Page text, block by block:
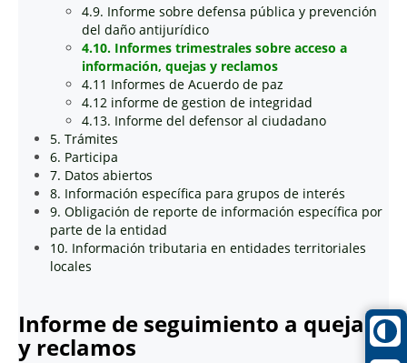
4.9. Informe sobre defensa pública y prevención
del daño antijurídico
4.10. Informes trimestrales sobre acceso a
información, quejas y reclamos
4.11 Informes de Acuerdo de paz
4.12 informe de gestion de integridad
4.13. Informe del defensor al ciudadano
5. Trámites
6. Participa
7. Datos abiertos
8. Información específica para grupos de interés
9. Obligación de reporte de información específica por
parte de la entidad
10. Información tributaria en entidades territoriales
locales
Informe de seguimiento a quejas
y reclamos